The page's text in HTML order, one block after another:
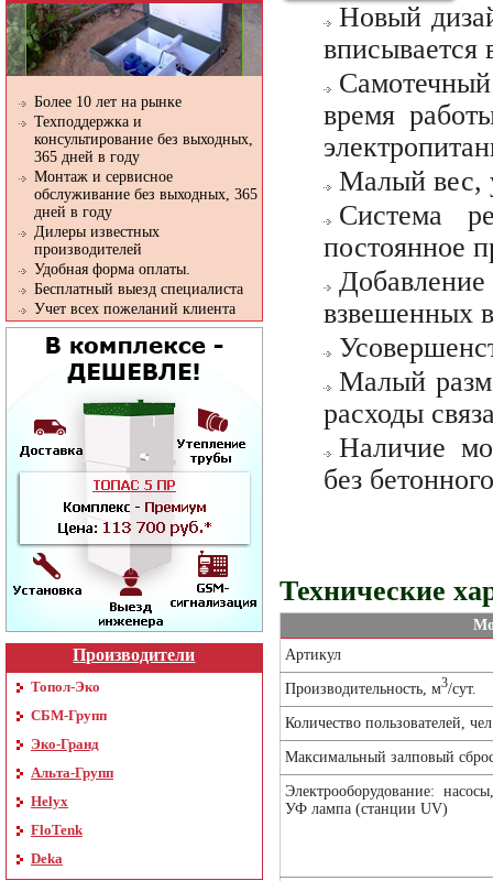
Более 10 лет на рынке
Техподдержка и
консультирование без выходных,
365 дней в году
Монтаж и сервисное
обслуживание без выходных, 365
дней в году
Дилеры известных
производителей
Удобная форма оплаты.
Бесплатный выезд специалиста
Учет всех пожеланий клиента
Производители
Топол-Эко
СБМ-Групп
Эко-Гранд
Альта-Групп
Helyx
FloTenk
Deka
Новый
вписывается
время
Малый вес,
Система
постоянное
взвешенных
Малый
расходы
Наличие
без
Технические
Артикул
Производительность, м3/сут.
Количество пользователей, чел
Максимальный залповый
Электрооборудование: насосы,
УФ лампа (станции UV)